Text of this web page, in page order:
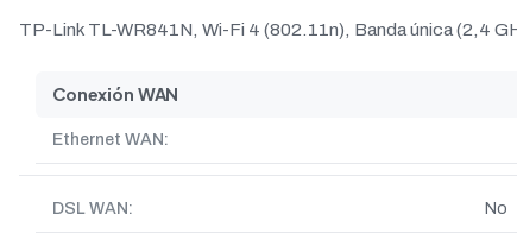
TP-Link TL-WR841N, Wi-Fi 4 (802.11n), Banda única (2,4
Conexión WAN
Ethernet WAN:
DSL WAN: No